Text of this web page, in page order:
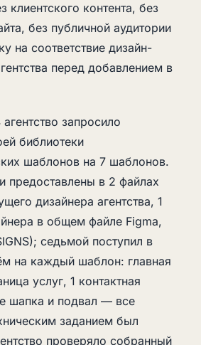
клиентского контента, без
без публичной аудитории
на соответствие дизайн-
перед добавлением в
запросило
библиотеки
шаблонов на 7 шаблонов.
предоставлены в 2 файлах
дизайнера агентства, 1
в общем файле Figma,
седьмой поступил в
на каждый шаблон: главная
услуг, 1 контактная
шапка и подвал — все
заданием был
проверяло собранный